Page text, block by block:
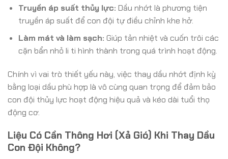
Truyền áp suất thủy lực: Dầu nhớt là phương tiện
truyền áp suất để con đội tự điều chỉnh khe hở.
Làm mát và làm sạch: Giúp tản nhiệt và cuốn trôi các
cặn bẩn nhỏ li ti hình thành trong quá trình hoạt động.
Chính vì vai trò thiết yếu này, việc thay dầu nhớt định kỳ
bằng loại dầu phù hợp là vô cùng quan trọng để đảm bảo
con đội thủy lực hoạt động hiệu quả và kéo dài tuổi thọ
động cơ.
Liệu Có Cần Thông Hơi (Xả Gió) Khi Thay Dầu
Con Đội Không?